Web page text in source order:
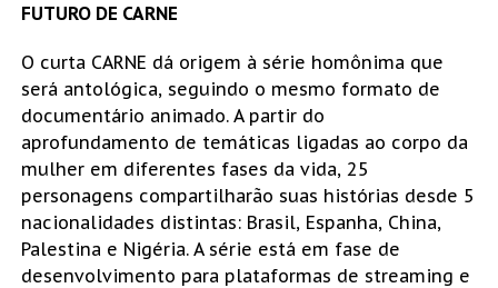
FUTURO DE CARNE
O curta CARNE dá origem à série homônima que
será antológica, seguindo o mesmo formato de
documentário animado. A partir do
aprofundamento de temáticas ligadas ao corpo da
mulher em diferentes fases da vida, 25
personagens compartilharão suas histórias desde 5
nacionalidades distintas: Brasil, Espanha, China,
Palestina e Nigéria. A série está em fase de
desenvolvimento para plataformas de streaming e